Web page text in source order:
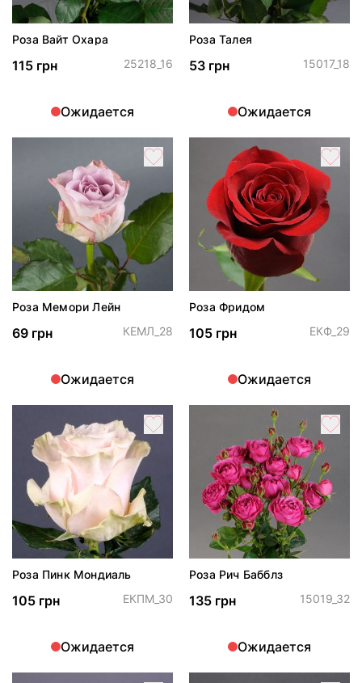
Роза Вайт Охара
115 грн 25218_16
Ожидается
Роза Талея
53 грн 15017_18
Ожидается
Роза Мемори Лейн
69 грн КЕМЛ_28
Ожидается
Роза Фридом
105 грн ЕКФ_29
Ожидается
Роза Пинк Мондиаль
105 грн ЕКПМ_30
Ожидается
Роза Рич Бабблз
135 грн 15019_32
Ожидается